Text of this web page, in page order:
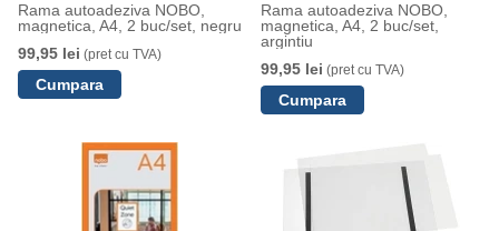
Rama autoadeziva NOBO,
magnetica, A4, 2 buc/set, negru
99,95 lei (pret cu TVA)
Rama autoadeziva NOBO,
magnetica, A4, 2 buc/set,
argintiu
99,95 lei (pret cu TVA)